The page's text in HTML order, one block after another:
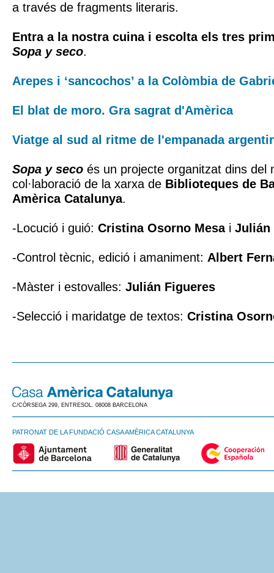
a través de fragments literaris.
Entra a la nostra cuina i escolta els tres
Sopa y seco.
Arepes i ‘sancochos’ a la Colòmbia de
El blat de moro. Gra sagrat d'Amèrica
Viatge al sud al ritme de l'empanada
Sopa y seco és un projecte organitzat dins del
col·laboració de la xarxa de Biblioteques de
Amèrica Catalunya.
-Locució i guió: Cristina Osorno Mesai Julián
-Control tècnic, edició i amaniment: Albert
-Màster i estovalles: Julián Figueres
-Selecció i maridatge de textos: Cristina
C/CÒRSEGA 299, ENTRESOL. 08008 BARCELONA
PATRONAT DE LA FUNDACIÓ CASA AMÈRICA CATALUNYA